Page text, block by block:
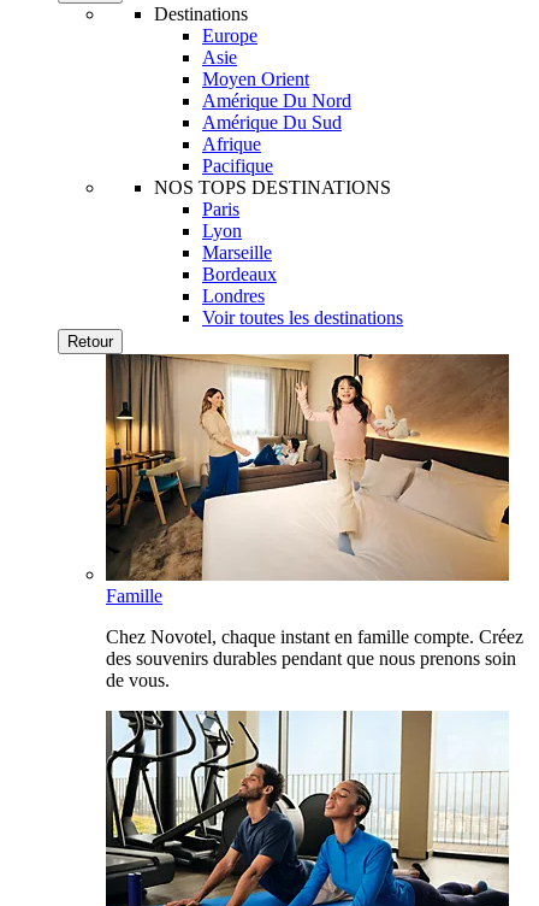
Destinations
Europe
Asie
Moyen Orient
Amérique Du Nord
Amérique Du Sud
Afrique
Pacifique
NOS TOPS DESTINATIONS
Paris
Lyon
Marseille
Bordeaux
Londres
Voir toutes les destinations
Retour
Famille
Chez Novotel, chaque instant en famille compte. Créez
des souvenirs durables pendant que nous prenons soin
de vous.